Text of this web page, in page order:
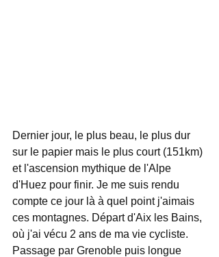
Dernier jour, le plus beau, le plus dur
sur le papier mais le plus court (151km)
et l'ascension mythique de l'Alpe
d'Huez pour finir. Je me suis rendu
compte ce jour là à quel point j'aimais
ces montagnes. Départ d'Aix les Bains,
où j'ai vécu 2 ans de ma vie cycliste.
Passage par Grenoble puis longue